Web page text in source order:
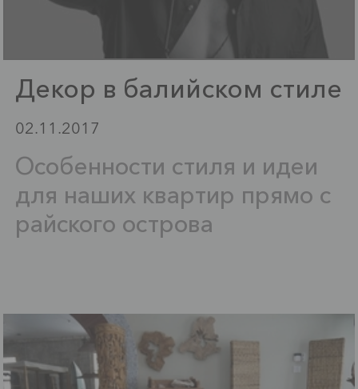
Декор в балийском стиле
02.11.2017
Особенности стиля и идеи
для наших квартир прямо с
райского острова